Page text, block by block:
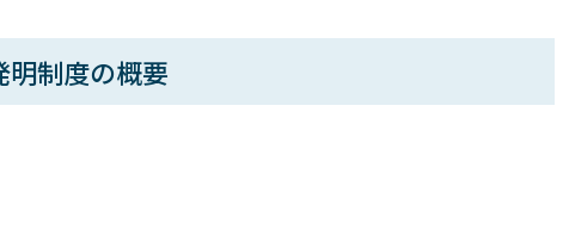
制度の概要